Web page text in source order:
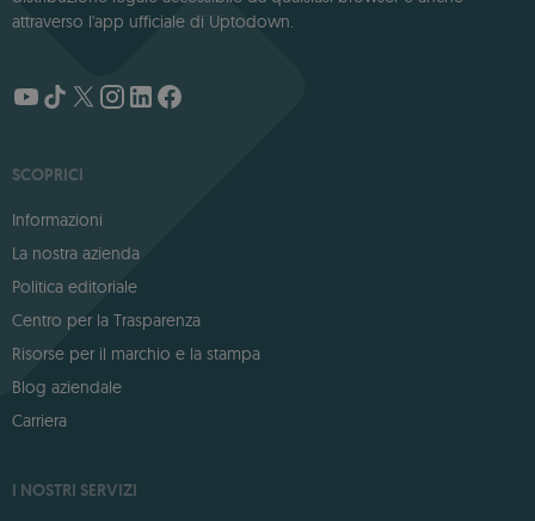
attraverso l'app ufficiale di Uptodown.
SCOPRICI
Informazioni
La nostra azienda
Politica editoriale
Centro per la Trasparenza
Risorse per il marchio e la stampa
Blog aziendale
Carriera
I NOSTRI SERVIZI